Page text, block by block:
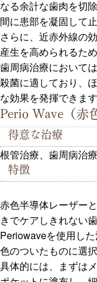
なる余計な歯肉を切
間に患部を凝固して
さらに、近赤外線の
産生を高められるた
歯周病治療において
殺菌に適しており、
な効果を発揮できます
Perio Wave（赤
得意な治療
根管治療、歯周病治療
特徴
赤色半導体レーザー
きでケアしきれない
Periowaveを使用し
色のついたものに選
具体的には、まずは